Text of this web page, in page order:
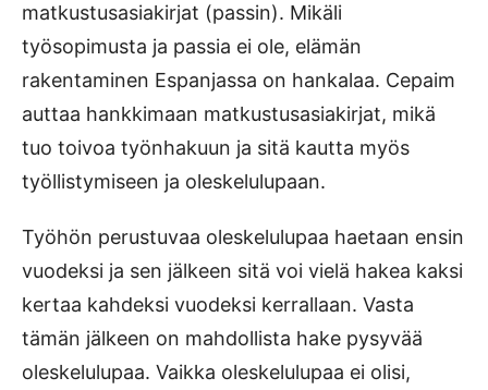
matkustusasiakirjat (passin). Mikäli
työsopimusta ja passia ei ole, elämän
rakentaminen Espanjassa on hankalaa. Cepaim
auttaa hankkimaan matkustusasiakirjat, mikä
tuo toivoa työnhakuun ja sitä kautta myös
työllistymiseen ja oleskelulupaan.
Työhön perustuvaa oleskelulupaa haetaan ensin
vuodeksi ja sen jälkeen sitä voi vielä hakea kaksi
kertaa kahdeksi vuodeksi kerrallaan. Vasta
tämän jälkeen on mahdollista hake pysyvää
oleskelulupaa. Vaikka oleskelulupaa ei olisi,